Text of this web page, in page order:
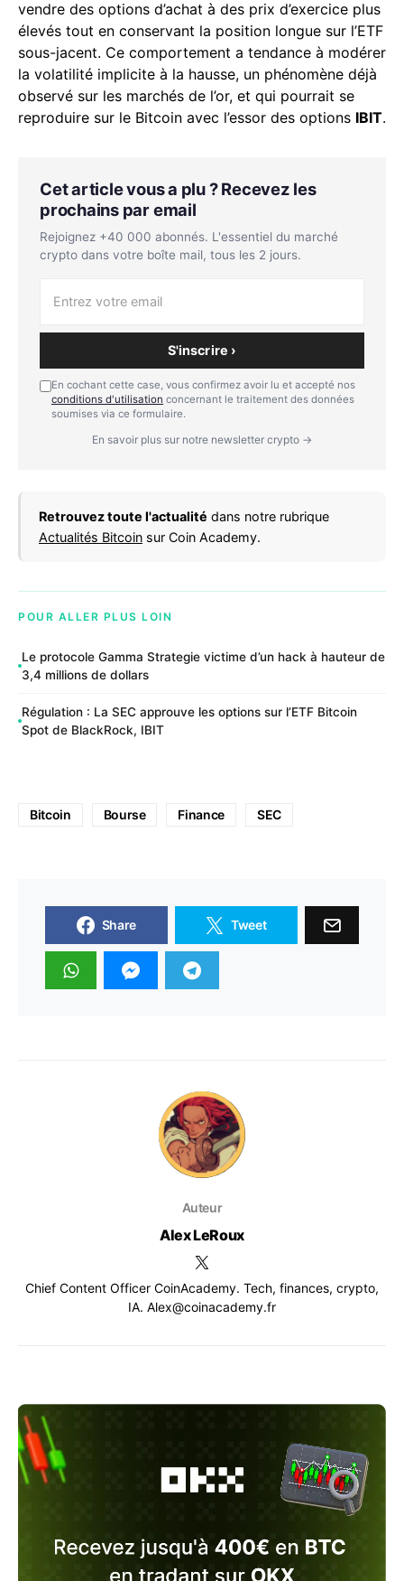
vendre des options d’achat à des prix d’exercice plus
élevés tout en conservant la position longue sur l’ETF
sous-jacent. Ce comportement a tendance à modérer
la volatilité implicite à la hausse, un phénomène déjà
observé sur les marchés de l’or, et qui pourrait se
reproduire sur le Bitcoin avec l’essor des options IBIT.
Cet article vous a plu ? Recevez les
prochains par email
Rejoignez +40 000 abonnés. L'essentiel du marché
crypto dans votre boîte mail, tous les 2 jours.
S'inscrire ›
En cochant cette case, vous confirmez avoir lu et accepté nos
conditions d'utilisation concernant le traitement des données
soumises via ce formulaire.
En savoir plus sur notre newsletter crypto →
Retrouvez toute l'actualité dans notre rubrique
Actualités Bitcoin sur Coin Academy.
POUR ALLER PLUS LOIN
Le protocole Gamma Strategie victime d’un hack à hauteur de
3,4 millions de dollars
Régulation : La SEC approuve les options sur l’ETF Bitcoin
Spot de BlackRock, IBIT
Bitcoin Bourse Finance SEC
Share Tweet
Auteur
Alex LeRoux
Chief Content Officer CoinAcademy. Tech, finances, crypto,
IA. Alex@coinacademy.fr